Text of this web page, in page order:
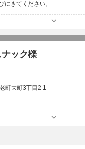
にきてください。
ック檪
町大町3丁目2-1